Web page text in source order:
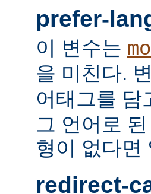
prefer-
이 변수는
을 미친다.
어태그를 담
그 언어로
형이 없다면
redirect-